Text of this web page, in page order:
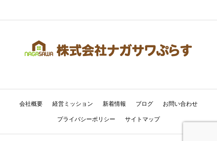
会社概要 経営ミッション 新着情報 ブログ お問い合わせ
プライバシーポリシー サイトマップ